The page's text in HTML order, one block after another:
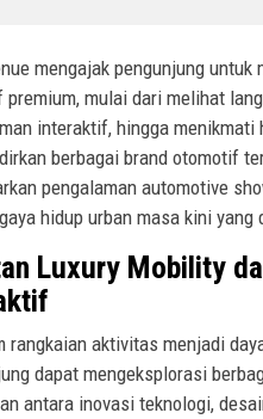
mengajak pengunjung
mulai dari melihat
interaktif, hingga
berbagai brand otomotif
pengalaman automotive
hidup urban masa kini yang
Luxury Mobility
rangkaian aktivitas menjadi
dapat mengeksplorasi
antara inovasi teknologi,